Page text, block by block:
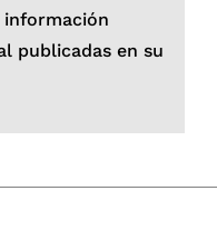
información
publicadas en su